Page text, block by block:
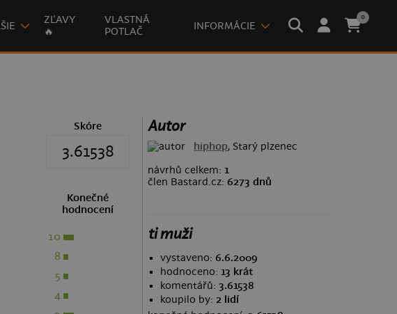
ZĽAVY
🔥
VLASTNÁ
POTLAČ
INFORMÁCIE
0
Skóre
3.61538
Konečné
hodnocení
10
8
5
4
Autor
hiphop, Starý plzenec
návrhů celkem: 1
člen Bastard.cz: 6273 dnů
ti muži
vystaveno: 6.6.2009
hodnoceno: 13 krát
komentářů: 3.61538
koupilo by: 2 lidí